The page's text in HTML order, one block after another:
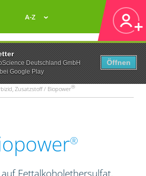
Deutschland GmbH
Google Play
Öffnen
A-Z
Zusatzstoff / Biopower®
®